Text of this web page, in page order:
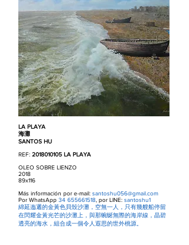
LA PLAYA
海灘
SANTOS HU
REF: 2018010105 LA PLAYA
OLEO SOBRE LIENZO
2018
89x116
Más información por e-mail: santoshu056@gmail.com
Por WhatsApp 34 655661518 , por LINE: santoshu1
綿延迤邐的金黃色貝殼沙灘，空無一人，只有幾艘船停留
在閃耀金黃光芒的沙灘上，與那蜿蜒無際的海岸線，晶碧
透亮的海水，組合成一個令人遐思的世外桃源。